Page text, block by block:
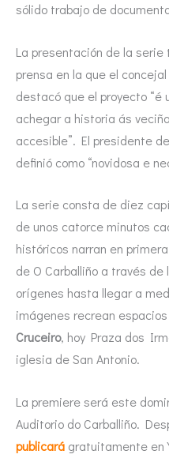
sólido trabajo de
La presentación de la serie
prensa en la que el
destacó que el proyecto
achegar a historia ás
accesible”. El presidente
definió como “novidosa e
La serie consta de diez
de unos catorce minutos
históricos narran en
de O Carballiño a través de
orígenes hasta llegar a
imágenes recrean
Cruceiro, hoy Praza dos
iglesia de San Antonio.
La premiere será este
Auditorio do Carballiño.
publicará gratuitamente en